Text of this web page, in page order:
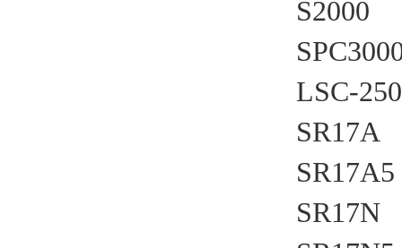
S2000
LSC-250
SR17A
SR17A5
SR17N